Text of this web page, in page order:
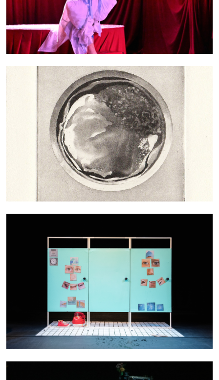
GRAVURES
C'EST TA VIE